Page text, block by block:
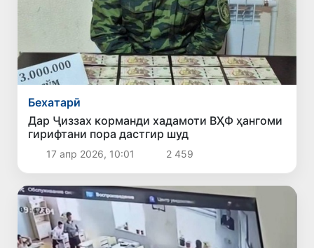
Бехатарӣ
Дар Ҷиззах корманди хадамоти ВҲФ ҳангоми
гирифтани пора дастгир шуд
17 апр 2026, 10:01 2 459